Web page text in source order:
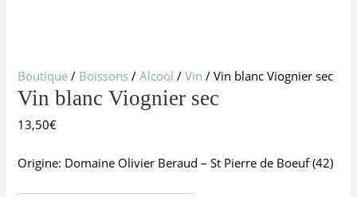
Boutique / Boissons /Alcool /Vin / Vin blanc Viognier sec
Vin blanc Viognier sec
13,50€
Origine: Domaine Olivier Beraud – St Pierre de Boeuf (42)